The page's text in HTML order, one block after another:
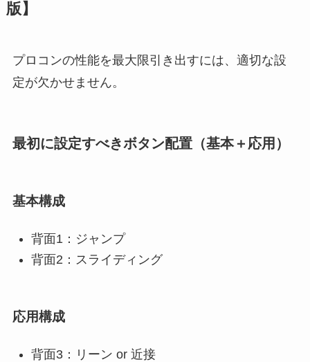
版】
プロコンの性能を最大限引き出すには、適切な設
定が欠かせません。
最初に設定すべきボタン配置（基本＋応用）
基本構成
背面1：ジャンプ
背面2：スライディング
応用構成
背面3：リーン or 近接